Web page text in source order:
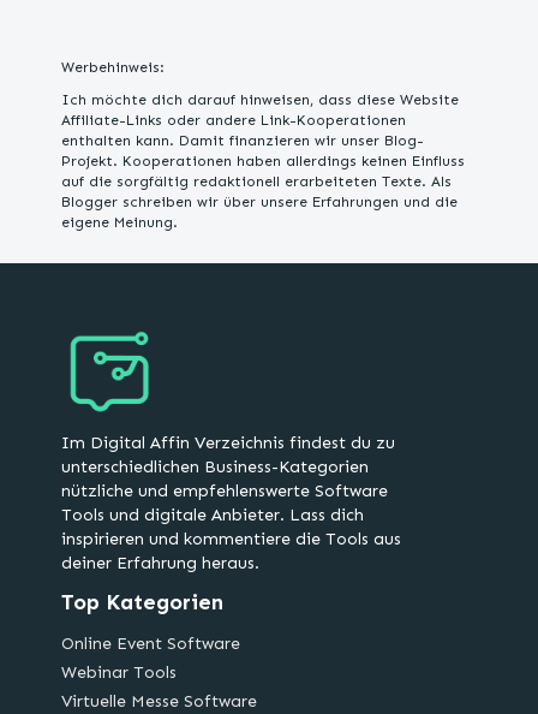
Werbehinweis:
Ich möchte dich darauf hinweisen, dass diese Website
Affiliate-Links oder andere Link-Kooperationen
enthalten kann. Damit finanzieren wir unser Blog-
Projekt. Kooperationen haben allerdings keinen Einfluss
auf die sorgfältig redaktionell erarbeiteten Texte. Als
Blogger schreiben wir über unsere Erfahrungen und die
eigene Meinung.
Im Digital Affin Verzeichnis findest du zu
unterschiedlichen Business-Kategorien
nützliche und empfehlenswerte Software
Tools und digitale Anbieter. Lass dich
inspirieren und kommentiere die Tools aus
deiner Erfahrung heraus.
Top Kategorien
Online Event Software
Webinar Tools
Virtuelle Messe Software